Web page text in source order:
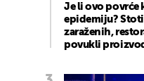
Je li ovo povrće
epidemiju?
zaraženih,
povukli proizvod